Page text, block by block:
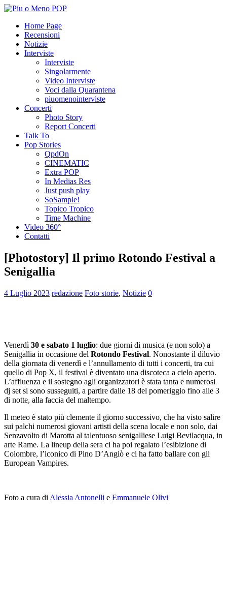
Home Page
Recensioni
Notizie
Interviste
Interviste
Singolarmente
Video Interviste
Voci dalla Quarantena
piuomenointerviste
Concerti
Photo Story
Report Concerti
Talk To
Pop Stories
QpdOn
CINEMATIC
Extra POP
In Medias Res
Just push play
SoSample!
Topico Tropico
Time Machine
Video 360°
Contatti
[Photostory] Il primo Rotondo Festival a
Senigallia
4 Luglio 2023 redazione Foto storie, Notizie 0
Venerdì 30 e sabato 1 luglio: due giorni di musica (e non solo) a
Senigallia in occasione del Rotondo Festival. Nonostante il diluvio
della giornata di venerdì e l’annullamento di tutti i concerti, tra cui
quello di Pop X, il festival è diventato una discoteca a cielo aperto.
L’affluenza e il sostegno agli organizzatori è stata tanta e numerosi
dj set si sono susseguiti, a partire dalle 18 del pomeriggio fino alle 3
di notte, alla faccia del maltempo.
Il meteo è stato più clemente il giorno successivo, che ha visto salire
sui palchi numerosi giovani artisti della scena locale e non solo, dai
Senzavolto di Marotta al talentuoso senigalliese Luigi Bevilacqua, in
arte Rame. La lineup della sera ci ha poi regalato l’esibizione di
Colombre, l’iconico di Pino D’Angiò e ci ha fatto ballare con gli
European Vampires.
Foto a cura di Alessia Antonelli e Emmanuele Olivi